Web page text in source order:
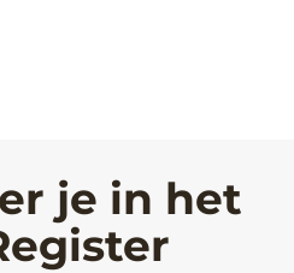
je in het